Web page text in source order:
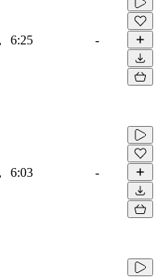
6:25 -
6:03 -